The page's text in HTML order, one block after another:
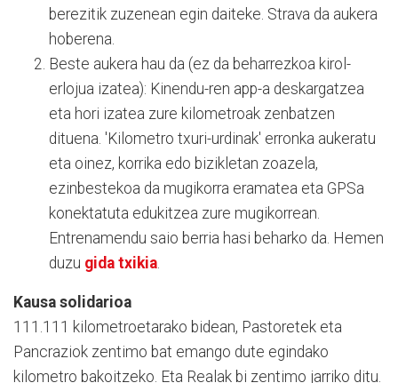
berezitik zuzenean egin daiteke. Strava da aukera
hoberena.
Beste aukera hau da (ez da beharrezkoa kirol-
erlojua izatea): Kinendu-ren app-a deskargatzea
eta hori izatea zure kilometroak zenbatzen
dituena. 'Kilometro txuri-urdinak' erronka aukeratu
eta oinez, korrika edo bizikletan zoazela,
ezinbestekoa da mugikorra eramatea eta GPSa
konektatuta edukitzea zure mugikorrean.
Entrenamendu saio berria hasi beharko da. Hemen
duzu gida txikia.
Kausa solidarioa
111.111 kilometroetarako bidean, Pastoretek eta
Pancraziok zentimo bat emango dute egindako
kilometro bakoitzeko. Eta Realak bi zentimo jarriko ditu.